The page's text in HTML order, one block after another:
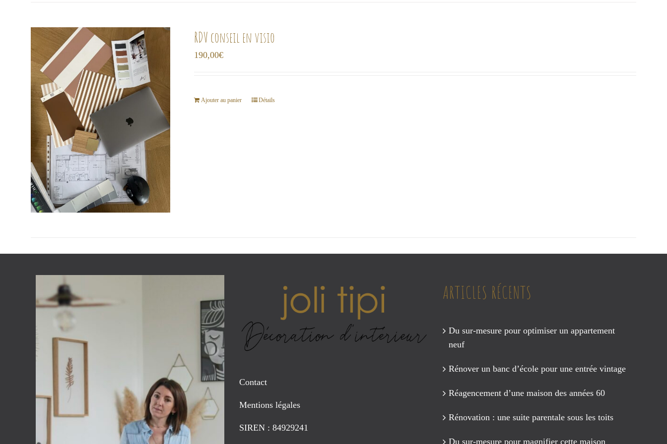
RDV conseil en visio
190,00€
Ajouter au panier Détails
Contact
Mentions légales
SIREN : 84929241
ARTICLES RÉCENTS
Du sur-mesure pour optimiser un appartement
neuf
Rénover un banc d’école pour une entrée vintage
Réagencement d’une maison des années 60
Rénovation : une suite parentale sous les toits
Du sur-mesure pour magnifier cette maison